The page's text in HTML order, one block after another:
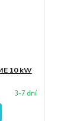
10 kW
3-7 dní